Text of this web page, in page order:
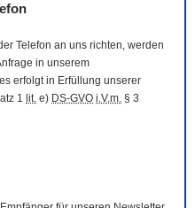
Telefon an uns richten, werden
in unserem
erfolgt in Erfüllung unserer
1 lit. e) DS-GVO i.V.m. § 3